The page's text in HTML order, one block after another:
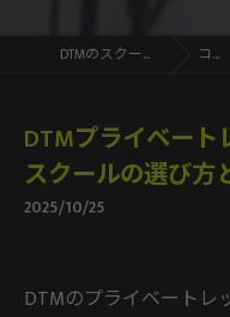
DTMのスクールならMMCollege コラム
DTMプライベー
スクールの選び方
2025/10/25
DTMのプライベートレ